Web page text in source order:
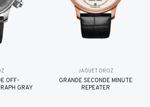
OFF-
GRAY
JAQUET DROZ
GRANDE SECONDE MINUTE
REPEATER